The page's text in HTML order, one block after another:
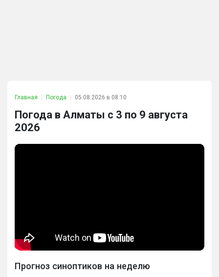
Главная Погода 05.08.2026 в 08:10
Погода в Алматы с 3 по 9 августа
2026
Прогноз синоптиков на неделю